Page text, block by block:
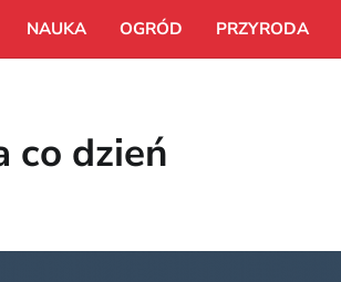
NAUKA OGRÓD PRZYRODA
co dzień